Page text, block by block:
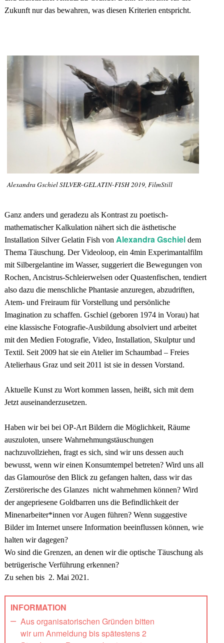
Zukunft nur das bewahren, was diesen Kriterien entspricht.
Alexandra Gschiel SILVER-GELATIN-FISH 2019, FilmStill
Ganz anders und geradezu als Kontrast zu poetisch-
mathematischer Kalkulation nähert sich die ästhetische
Installation Silver Gelatin Fish von Alexandra Gschiel dem
Thema Täuschung. Der Videoloop, ein 4min Experimantalfilm
mit Silbergelantine im Wasser, suggeriert die Bewegungen von
Rochen, Ancistrus-Schleierwelsen oder Quastenfischen, tendiert
also dazu die menschliche Phantasie anzuregen, abzudriften,
Atem- und Freiraum für Vorstellung und persönliche
Imagination zu schaffen. Gschiel (geboren 1974 in Vorau) hat
eine klassische Fotografie-Ausbildung absolviert und arbeitet
mit den Medien Fotografie, Video, Installation, Skulptur und
Textil. Seit 2009 hat sie ein Atelier im Schaumbad – Freies
Atelierhaus Graz und seit 2011 ist sie in dessen Vorstand.
Aktuelle Kunst zu Wort kommen lassen, heißt, sich mit dem
Jetzt auseinanderzusetzen.
Haben wir bei bei OP-Art Bildern die Möglichkeit, Räume
auszuloten, unsere Wahrnehmungstäuschungen
nachzuvollziehen, fragt es sich, sind wir uns dessen auch
bewusst, wenn wir einen Konsumtempel betreten? Wird uns all
das Glamouröse den Blick zu gefangen halten, dass wir das
Zerstörerische des Glanzes nicht wahrnehmen können? Wird
der angepriesene Goldbarren uns die Befindlichkeit der
Minenarbeiter*innen vor Augen führen? Wenn suggestive
Bilder im Internet unsere Information beeinflussen können, wie
halten wir dagegen?
Wo sind die Grenzen, an denen wir die optische Täuschung als
betrügerische Verführung erkennen?
Zu sehen bis 2. Mai 2021.
INFORMATION
Aus organisatorischen Gründen bitten
wir um Anmeldung bis spätestens 2